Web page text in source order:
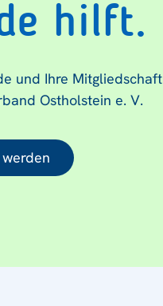
hilft.
und Ihre Mitgliedschaft
Ostholstein e. V.